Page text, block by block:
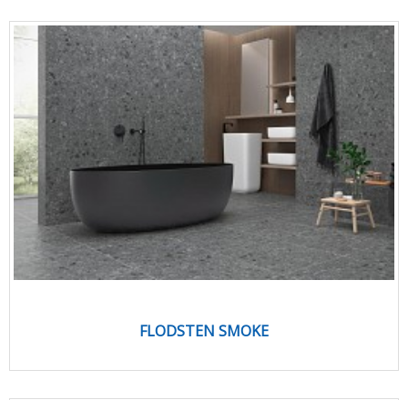
FLODSTEN SMOKE